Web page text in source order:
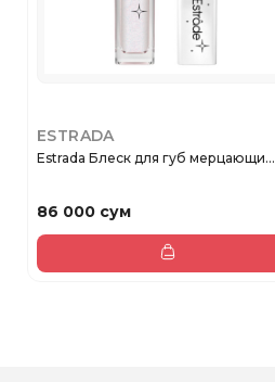
ESTRADA
Estrada Блеск для губ мерцающи...
86 000 сум